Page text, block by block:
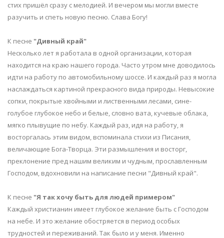
стих пришёл сразу с мелодией. И вечером мы могли вместе
разучить и спеть новую песню. Слава Богу!
К песне "Дивный край"
Несколько лет я работала в одной организации, которая
находится на краю нашего города. Часто утром мне доводилось
идти на работу по автомобильному шоссе. И каждый раз я могла
наслаждаться картиной прекрасного вида природы. Невысокие
сопки, покрытые хвойными и лиственными лесами, сине-
голубое глубокое небо и белые, словно вата, кучевые облака,
мягко плывущие по небу. Каждый раз, идя на работу, я
восторгалась этим видом, вспоминала стихи из Писания,
величающие Бога-Творца. Эти размышления и восторг,
преклонение пред нашим великим и чудным, прославленным
Господом, вдохновили на написание песни "Дивный край".
К песне "Я так хочу быть для людей примером"
Каждый христианин имеет глубокое желание быть с Господом
на небе. И это желание обостряется в период особых
трудностей и переживаний. Так было и у меня. Именно